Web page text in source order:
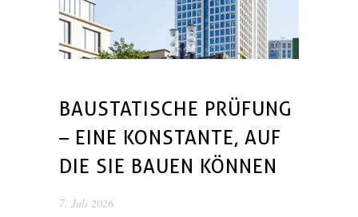
BAUSTATISCHE PRÜFUNG
– EINE KONSTANTE, AUF
DIE SIE BAUEN KÖNNEN
7. Juli 2026